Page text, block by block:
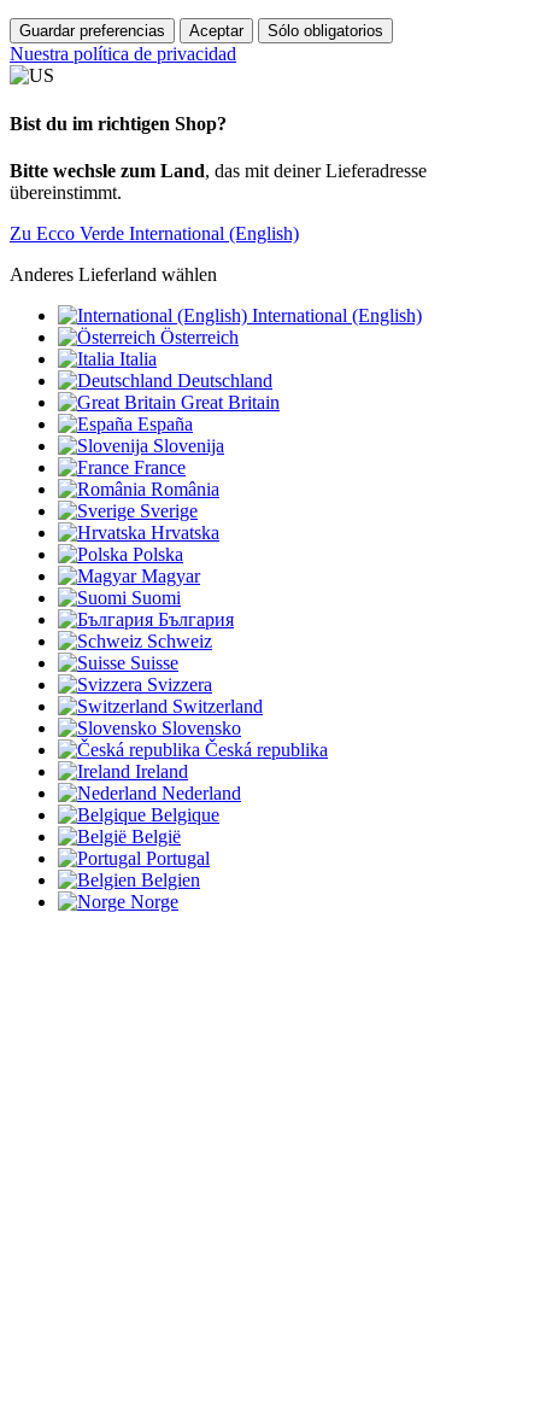
Guardar preferencias Aceptar Sólo obligatorios
Nuestra política de privacidad
Bist du im richtigen Shop?
Bitte wechsle zum Land, das mit deiner Lieferadresse
übereinstimmt.
Zu Ecco Verde International (English)
Anderes Lieferland wählen
International (English)
Österreich
Italia
Deutschland
Great Britain
España
Slovenija
France
România
Sverige
Hrvatska
Polska
Magyar
Suomi
България
Schweiz
Suisse
Svizzera
Switzerland
Slovensko
Česká republika
Ireland
Nederland
Belgique
België
Portugal
Belgien
Norge